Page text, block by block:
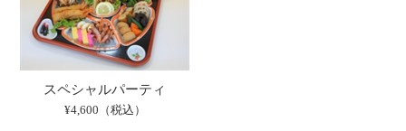
スペシャルパーティ
¥4,600（税込）